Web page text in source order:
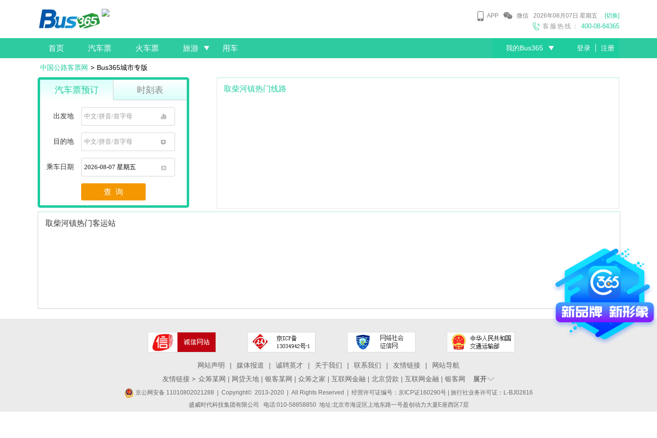
APP 微信 2026年08月07日 星期五 [切换]
客服热线： 400-08-84365
首页 汽车票 火车票 旅游 用车 我的Bus365 登录 注册
中国公路客票网 > Bus365城市专版
汽车票预订 时刻表
出发地
目的地
1
乘车日期
1
查 询
取柴河镇热门线路
取柴河镇热门客运站
网站声明 | 媒体报道 | 诚聘英才 | 关于我们 | 联系我们 | 友情链接 |
网站导航
友情链接 > 众筹某网 | 网贷天地 | 银客某网 | 众筹之家 | 互联网金融 | 北京贷款 | 互联网金融 | 银客网 展开
京公网安备 11010802021288 | Copyright© 2013-2020 | All Rights Reserved | 经营许可证编号：京ICP证160290号 | 旅行社业务许可证：L-BJ02816
盛威时代科技集团有限公司 电话:010-58858850 地址:北京市海淀区上地东路一号盈创动力大厦E座西区7层